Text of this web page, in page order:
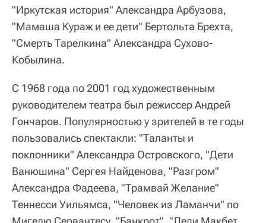
"Иркутская история" Александра Арбузова,
"Мамаша Кураж и ее дети" Бертольта Брехта,
"Смерть Тарелкина" Александра Сухово-
Кобылина.
С 1968 года по 2001 год художественным
руководителем театра был режиссер Андрей
Гончаров. Популярностью у зрителей в те годы
пользовались спектакли: "Таланты и
поклонники" Александра Островского, "Дети
Ванюшина" Сергея Найденова, "Разгром"
Александра Фадеева, "Трамвай Желание"
Теннесси Уильямса, "Человек из Ламанчи" по